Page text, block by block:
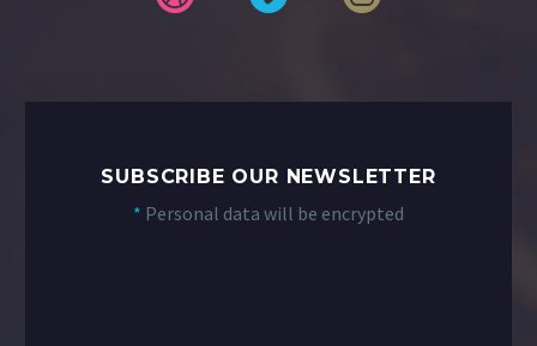
SUBSCRIBE OUR NEWSLETTER
* Personal data will be encrypted